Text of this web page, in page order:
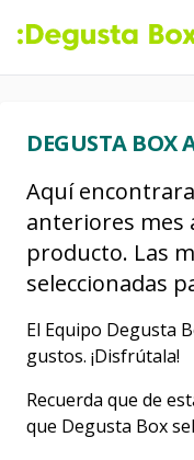
DEGUSTA BOX
Aquí
anteriores mes
producto. Las
seleccionadas
El Equipo Degusta
gustos. ¡Disfrútala!
Recuerda que de
que Degusta Box